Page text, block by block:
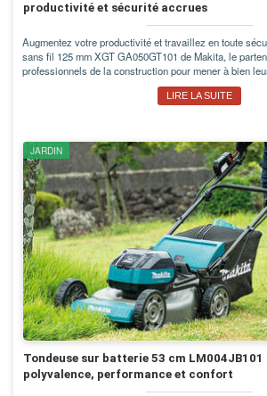
productivité et sécurité accrues
Augmentez votre productivité et travaillez en toute
sans fil 125 mm XGT GA050GT101 de Makita, le
professionnels de la construction pour mener à bien
LIRE LA SUITE
JARDIN
Tondeuse sur batterie 53 cm LM004JB101
polyvalence, performance et confort